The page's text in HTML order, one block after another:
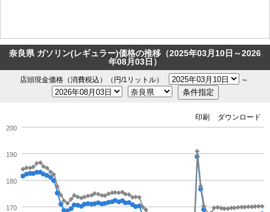
奈良県 ガソリン(レギュラー)価格の推移（2025年03月10日～2026
年08月03日）
店頭現金価格（消費税込）（円/1リットル） ～
ダウンロード
印刷
170
180
190
200